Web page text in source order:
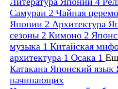
Самураи 2 Чайная
Японии 2 Архитектура
сезоны 2 Кимоно 2
музыка 1 Китайская
архитектура 1 Осака 1
Катакана Японский язык
начинающих